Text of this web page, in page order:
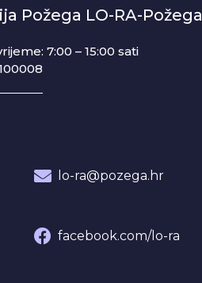
Požega LO-RA-Požega
7:00 – 15:00 sati
lo-ra@pozega.hr
facebook.com/lo-ra